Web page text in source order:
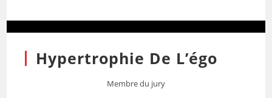
Hypertrophie De L’égo
Membre du jury